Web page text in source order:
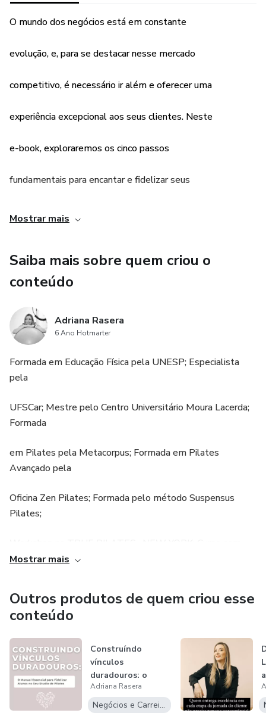
O mundo dos negócios está em constante
evolução, e, para se destacar nesse mercado
competitivo, é necessário ir além e oferecer uma
experiência excepcional aos seus clientes. Neste
e-book, exploraremos os cinco passos
fundamentais para encantar e fidelizar seus
Mostrar mais
Saiba mais sobre quem criou o
conteúdo
Adriana Rasera
6 Ano Hotmarter
Formada em Educação Física pela UNESP; Especialista
pela
UFSCar; Mestre pelo Centro Universitário Moura Lacerda;
Formada
em Pilates pela Metacorpus; Formada em Pilates
Avançado pela
Oficina Zen Pilates; Formada pelo método Suspensus
Pilates;
bolas, x-
autora do
Tratamento das
Disfunções; Instrutora do Curso de Formação Básica no
Método
Mostrar mais
Outros produtos de quem criou esse
conteúdo
Construíndo
vínculos
duradouros: o
manual para
fidelizar alu...
Adriana Rasera
Negócios e Carreira